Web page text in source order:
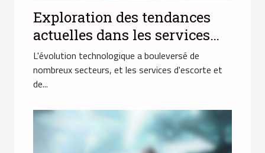
Exploration des tendances
actuelles dans les services
d'escorte et de massage en
ligne
L'évolution technologique a bouleversé de
nombreux secteurs, et les services d'escorte et
de...